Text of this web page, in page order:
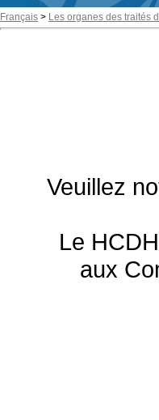
Français > Les organes des traités
Veuillez
Le
aux